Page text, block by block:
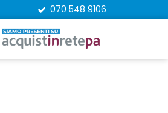
070 548 9106